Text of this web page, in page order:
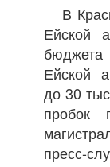
В
Ейской
бюджета
Ейской
до 30
пробок
пресс-